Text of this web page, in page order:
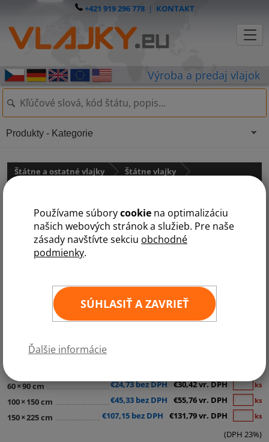
Používame súborycookie na optimalizáciu
našich webových stránok a služieb. Pre naše
zásady navštívte sekciu obchodné
podmienky.
SÚHLASIŤ A ZAVRIEŤ
Ďalšie informácie
+421 919 296 778| KONTAKT
Štátne a ostatné vlajky
Štátne vlajky
Tonga
Kategórie:
60×90 cm €24,73 bez DPH €30,42 vr. DPH ks
100× 150 cm €45,33 bez DPH €55,76 vr. DPH ks
150×225 cm €107,15 bez DPH €131,79 vr. DPH ks
(DPH 23%)
Produkty - Kategorie